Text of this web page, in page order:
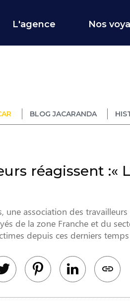
L'agence Nos
BLOG JACARANDA
réagissent :«
une association des
de la zone Franche et du
depuis ces derniers temps